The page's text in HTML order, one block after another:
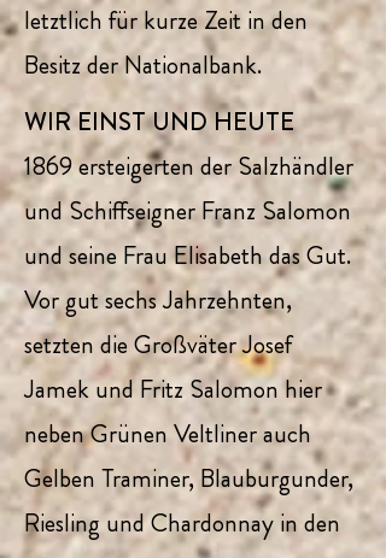
letztlich für kurze Zeit in den
Besitz der Nationalbank.
WIR EINST UND HEUTE
1869 ersteigerten der Salzhändler
und Schiffseigner Franz Salomon
und seine Frau Elisabeth das Gut.
Vor gut sechs Jahrzehnten,
setzten die Großväter Josef
Jamek und Fritz Salomon hier
neben Grünen Veltliner auch
Gelben Traminer, Blauburgunder,
Riesling und Chardonnay in den